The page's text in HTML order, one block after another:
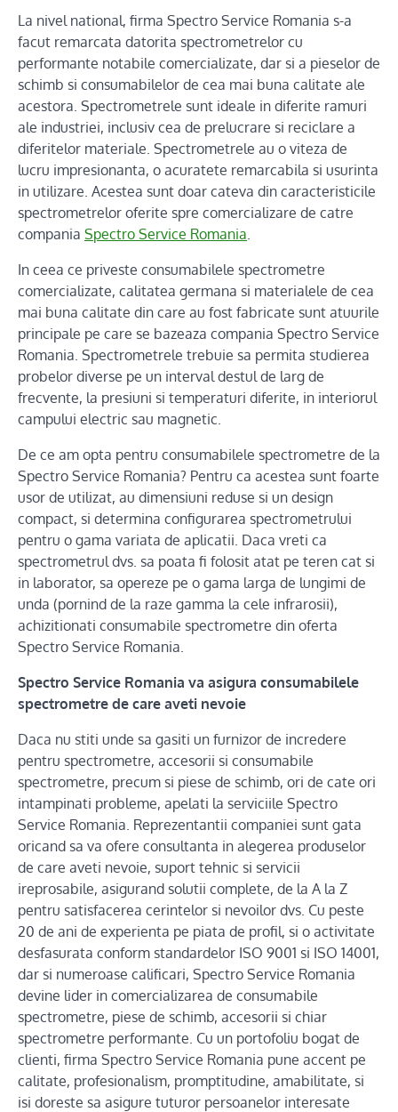
La nivel national, firma Spectro Service Romania s-a
facut remarcata datorita spectrometrelor cu
performante notabile comercializate, dar si a pieselor de
schimb si consumabilelor de cea mai buna calitate ale
acestora. Spectrometrele sunt ideale in diferite ramuri
ale industriei, inclusiv cea de prelucrare si reciclare a
diferitelor materiale. Spectrometrele au o viteza de
lucru impresionanta, o acuratete remarcabila si usurinta
in utilizare. Acestea sunt doar cateva din caracteristicile
spectrometrelor oferite spre comercializare de catre
compania Spectro Service Romania
In ceea ce priveste consumabilele spectrometre
comercializate, calitatea germana si materialele de cea
mai buna calitate din care au fost fabricate sunt atuurile
principale pe care se bazeaza compania Spectro Service
Romania. Spectrometrele trebuie sa permita studierea
probelor diverse pe un interval destul de larg de
frecvente, la presiuni si temperaturi diferite, in interiorul
campului electric sau magnetic.
De ce am opta pentru consumabilele spectrometre de la
Spectro Service Romania? Pentru ca acestea sunt foarte
usor de utilizat, au dimensiuni reduse si un design
compact, si determina configurarea spectrometrului
pentru o gama variata de aplicatii. Daca vreti ca
spectrometrul dvs. sa poata fi folosit atat pe teren cat si
in laborator, sa opereze pe o gama larga de lungimi de
unda (pornind de la raze gamma la cele infrarosii),
achizitionati consumabile spectrometre din oferta
Spectro Service Romania.
Spectro Service Romania va asigura consumabilele
spectrometre de care aveti nevoie
Daca nu stiti unde sa gasiti un furnizor de incredere
pentru spectrometre, accesorii si consumabile
spectrometre, precum si piese de schimb, ori de cate ori
intampinati probleme, apelati la serviciile Spectro
Service Romania. Reprezentantii companiei sunt gata
oricand sa va ofere consultanta in alegerea produselor
de care aveti nevoie, suport tehnic si servicii
ireprosabile, asigurand solutii complete, de la A la Z
pentru satisfacerea cerintelor si nevoilor dvs. Cu peste
20 de ani de experienta pe piata de profil, si o activitate
desfasurata conform standardelor ISO 9001 si ISO 14001,
dar si numeroase calificari, Spectro Service Romania
devine lider in comercializarea de consumabile
spectrometre, piese de schimb, accesorii si chiar
spectrometre performante. Cu un portofoliu bogat de
clienti, firma Spectro Service Romania pune accent pe
calitate, profesionalism, promptitudine, amabilitate, si
isi doreste sa asigure tuturor persoanelor interesate